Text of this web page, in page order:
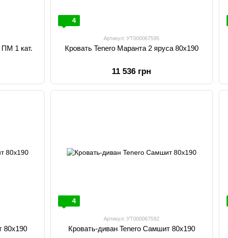
ПМ 1 кат.
4
Артикул: УТ000067595
Кровать Tenero Маранта 2 яруса 80х190
11 536 грн
Амарант 80х190
4
Артикул: УТ000067592
Кровать-диван Tenero Самшит 80х190